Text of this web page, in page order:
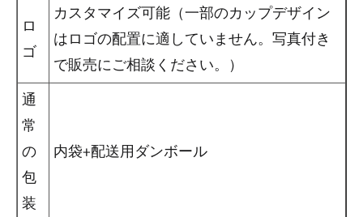
ロ
ゴ
カスタマイズ可能（一部のカップデザイン
はロゴの配置に適していません。写真付き
で販売にご相談ください。）
通
常
の
包
装
内袋+配送用ダンボール